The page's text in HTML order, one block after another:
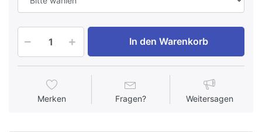
In den Warenkorb
Merken Fragen? Weitersagen